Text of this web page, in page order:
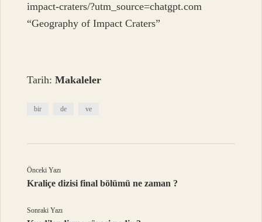
impact-craters/?utm_source=chatgpt.com
“Geography of Impact Craters”
Tarih:Makaleler
bir de ve
Önceki Yazı
Kraliçe dizisi final bölümü ne zaman ?
Sonraki Yazı